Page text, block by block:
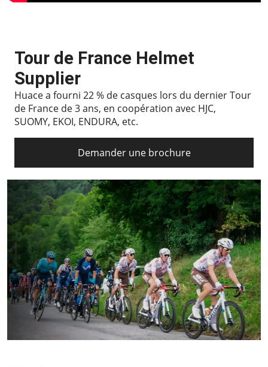
Tour de France Helmet
Supplier
Huace a fourni 22 % de casques lors du dernier Tour
de France de 3 ans, en coopération avec HJC,
SUOMY, EKOI, ENDURA, etc.
Demander une brochure